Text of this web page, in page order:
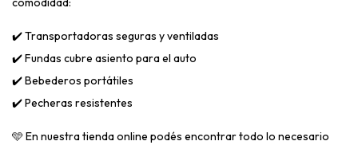
✔️ Transportadoras seguras y ventiladas
✔️ Fundas cubre asiento para el auto
✔️ Bebederos portátiles
✔️ Pecheras resistentes
🩵 En nuestra tienda online podés encontrar todo lo necesario